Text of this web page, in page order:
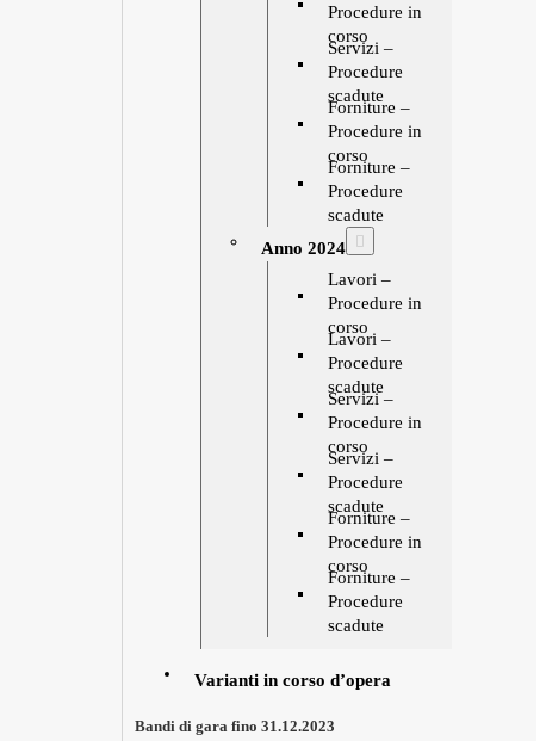
Procedure in
corso
Servizi –
Procedure
scadute
Forniture –
Procedure in
corso
Forniture –
Procedure
scadute
Anno 2024
Lavori –
Procedure in
corso
Lavori –
Procedure
scadute
Servizi –
Procedure in
corso
Servizi –
Procedure
scadute
Forniture –
Procedure in
corso
Forniture –
Procedure
scadute
Varianti in corso d’opera
Bandi di gara fino 31.12.2023